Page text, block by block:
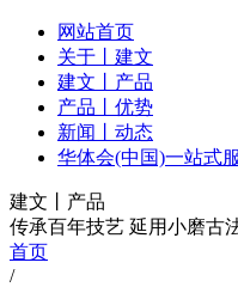
网站首页
关于丨建文
建文丨产品
产品丨优势
新闻丨动态
华体会(中国)一站式
建文丨产品
传承百年技艺 延用小磨古
首页
/